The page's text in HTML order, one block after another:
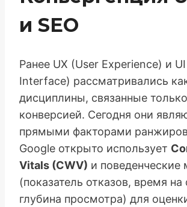
и SEO
Ранее UX (User Experience) и
Interface) рассматривались
дисциплины, связанные
конверсией. Сегодня они
прямыми факторами
Google открыто использует
Vitals (CWV) и поведенческие
(показатель отказов, время на
глубина просмотра) для